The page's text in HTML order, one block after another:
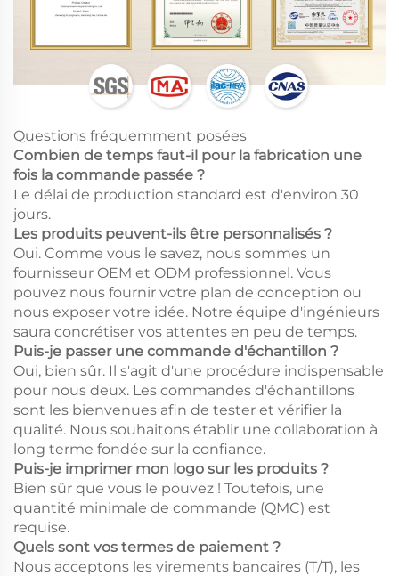
Questions fréquemment posées
Combien de temps faut-il pour la fabrication une
fois la commande passée ?
Le délai de production standard est d'environ 30
jours.
Les produits peuvent-ils être personnalisés ?
Oui. Comme vous le savez, nous sommes un
fournisseur OEM et ODM professionnel. Vous
pouvez nous fournir votre plan de conception ou
nous exposer votre idée. Notre équipe d'ingénieurs
saura concrétiser vos attentes en peu de temps.
Puis-je passer une commande d'échantillon ?
Oui, bien sûr. Il s'agit d'une procédure indispensable
pour nous deux. Les commandes d'échantillons
sont les bienvenues afin de tester et vérifier la
qualité. Nous souhaitons établir une collaboration à
long terme fondée sur la confiance.
Puis-je imprimer mon logo sur les produits ?
Bien sûr que vous le pouvez ! Toutefois, une
quantité minimale de commande (QMC) est
requise.
Quels sont vos termes de paiement ?
Nous acceptons les virements bancaires (T/T), les